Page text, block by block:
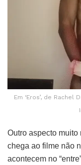
Em ‘Eros’, de
Outro aspecto muito
chega ao filme não
acontecem no